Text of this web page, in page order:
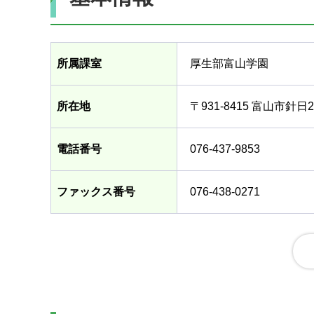
所属課室 厚生部富山学園
所在地 〒931-8415 富山市針日
電話番号 076-437-9853
ファックス番号 076-438-0271